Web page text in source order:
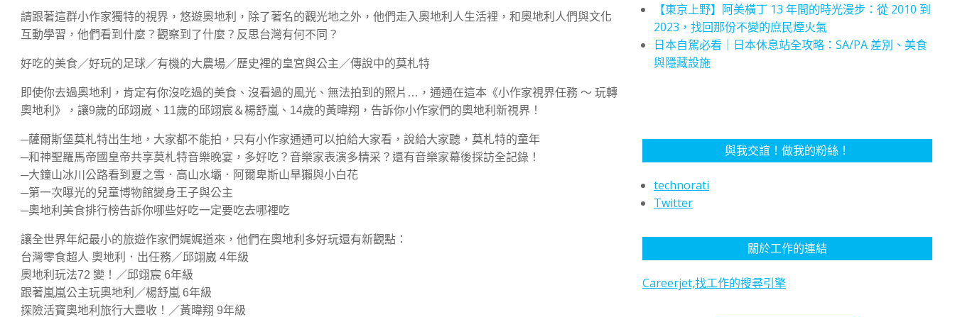
請跟著這群小作家獨特的視界，悠遊奧地利，除了著名的觀光地之外，他們走入奧地利人生活裡，和奧地利人們與文化
互動學習，他們看到什麼？觀察到了什麼？反思台灣有何不同？
好吃的美食／好玩的足球／有機的大農場／歷史裡的皇宮與公主／傳說中的莫札特
即使你去過奧地利，肯定有你沒吃過的美食、沒看過的風光、無法拍到的照片…，通通在這本《小作家視界任務 ～ 玩轉
奧地利》，讓9歲的邱翊崴、11歲的邱翊宸＆楊舒嵐、14歲的黃暐翔，告訴你小作家們的奧地利新視界！
─薩爾斯堡莫札特出生地，大家都不能拍，只有小作家通通可以拍給大家看，說給大家聽，莫札特的童年
─和神聖羅馬帝國皇帝共享莫札特音樂晚宴，多好吃？音樂家表演多精采？還有音樂家幕後採訪全記錄！
─大鐘山冰川公路看到夏之雪．高山水壩．阿爾卑斯山旱獺與小白花
─第一次曝光的兒童博物館變身王子與公主
─奧地利美食排行榜告訴你哪些好吃一定要吃去哪裡吃
讓全世界年紀最小的旅遊作家們娓娓道來，他們在奧地利多好玩還有新觀點：
台灣零食超人 奧地利．出任務／邱翊崴 4年級
奧地利玩法72 變！／邱翊宸 6年級
跟著嵐嵐公主玩奧地利／楊舒嵐 6年級
探險活寶奧地利旅行大豐收！／黃暐翔 9年級
【東京上野】阿美橫丁 13 年間的時光漫步：從 2010 到
2023，找回那份不變的庶民煙火氣
日本自駕必看｜日本休息站全攻略：SA/PA 差別、美食
與隱藏設施
與我交誼！做我的粉絲！
technorati
Twitter
關於工作的連結
Careerjet,找工作的搜尋引擎